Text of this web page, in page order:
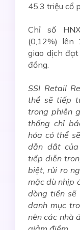
45,3 triệu cổ
Chỉ số
(0,12%) lên
giao dịch
đồng.
SSI Retail
thể sẽ tiếp
trong phiên
thống chỉ
hóa có thể
dẫn dắt của
tiếp diễn
biệt, rủi ro
mặc dù nhịp
dòng tiền sẽ
danh mục
nên các nhà